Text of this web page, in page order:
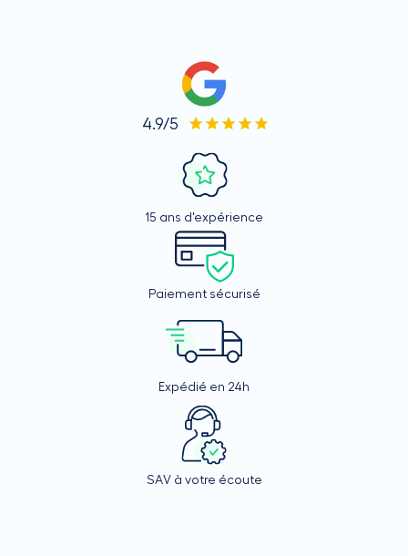
4.9/5
15 ans d'expérience
Paiement sécurisé
Expédié en 24h
SAV à votre écoute